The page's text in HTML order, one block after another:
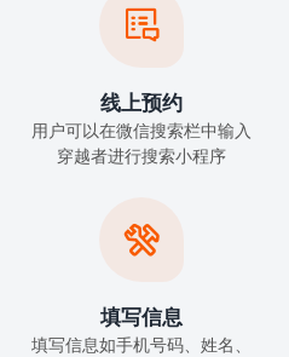

线上预约
用户可以在微信搜索栏中输入
穿越者进行搜索小程序

填写信息
填写信息如手机号码、姓名、